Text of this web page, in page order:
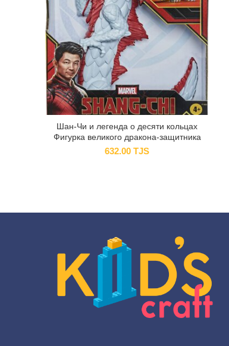
Шан-Чи и легенда о десяти кольцах
Фигурка великого дракона-защитника
632.00TJS